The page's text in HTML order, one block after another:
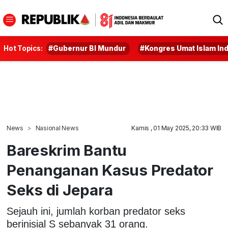
Hot Topics: #Gubernur BI Mundur #Kongres Umat Islam
News Nasional News Kamis , 01 May 2025, 20:33 WIB
Bareskrim Bantu
Penanganan Kasus Predator
Seks di Jepara
Sejauh ini, jumlah korban predator seks
berinisial S sebanyak 31 orang.